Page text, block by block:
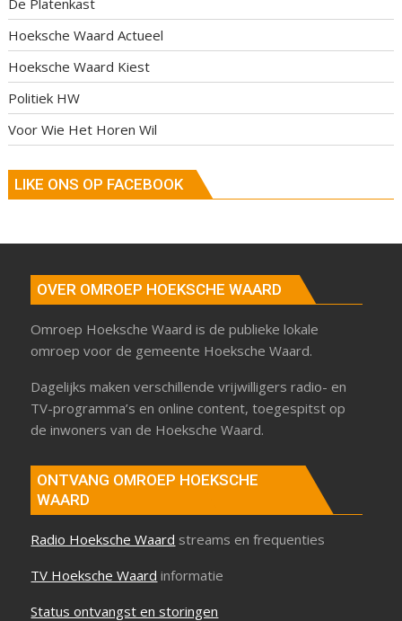
Hoeksche Waard Actueel
Hoeksche Waard Kiest
Politiek HW
Voor Wie Het Horen Wil
LIKE ONS OP FACEBOOK
OVER OMROEP HOEKSCHE WAARD
Omroep Hoeksche Waard is de publieke lokale
omroep voor de gemeente Hoeksche Waard.
Dagelijks maken verschillende vrijwilligers radio- en
TV-programma’s en online content, toegespitst op
de inwoners van de Hoeksche Waard.
ONTVANG OMROEP HOEKSCHE
WAARD
Radio Hoeksche Waard streams en frequenties
TV Hoeksche Waard informatie
Status ontvangst en storingen